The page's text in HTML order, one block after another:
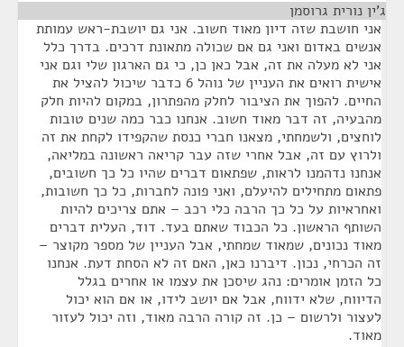
ג'ין נורית גרוסמן
אני חושבת שזה דיון מאוד חשוב. אני גם יושבת-ראש עמותת
אנשים באדום ואני גם אם שכולה מתאונת דרכים. בדרך כלל
אני לא מעלה את זה, אבל כאן כן, כי גם הארגון שלי וגם אני
אישית רואים את העניין של נוהל 6 כדבר שיכול להציל את
החיים. להפוך את הציבור לחלק מהפתרון, במקום להיות חלק
מהבעיה, זה דבר מאוד חשוב. אנחנו כבר כמה שנים טובות
לוחצים, ולשמחתי, מצאנו חברי כנסת שהקפידו לקחת את זה
ולרוץ עם זה, אבל אחרי שזה עבר קריאה ראשונה במליאה,
אנחנו נדהמנו לראות, שפתאום דברים שהיו כל כך חשובים,
פתאום מתחילים להיעלם, ואני פונה לחברות, כל כך חשובות,
ואחראיות על כל כך הרבה כלי רכב – אתם צריכים להיות
השותף הראשון. כל הכבוד שאתם בעד. דוד, העלית דברים
מאוד נכונים, שמאוד שמחתי, אבל העניין של מספר מקוצר –
זה הכרחי, נכון. דיברנו כאן, האם זה לא הסחת דעת. אנחנו
כל הזמן אומרים: נהג שיסכן את עצמו או אחרים בגלל
הדיווח, שלא ידווח, אבל אם יושב לידו, או אם הוא יכול
לעצור ולרשום – כן. זה קורה הרבה מאוד, וזה יכול לעזור
מאוד.